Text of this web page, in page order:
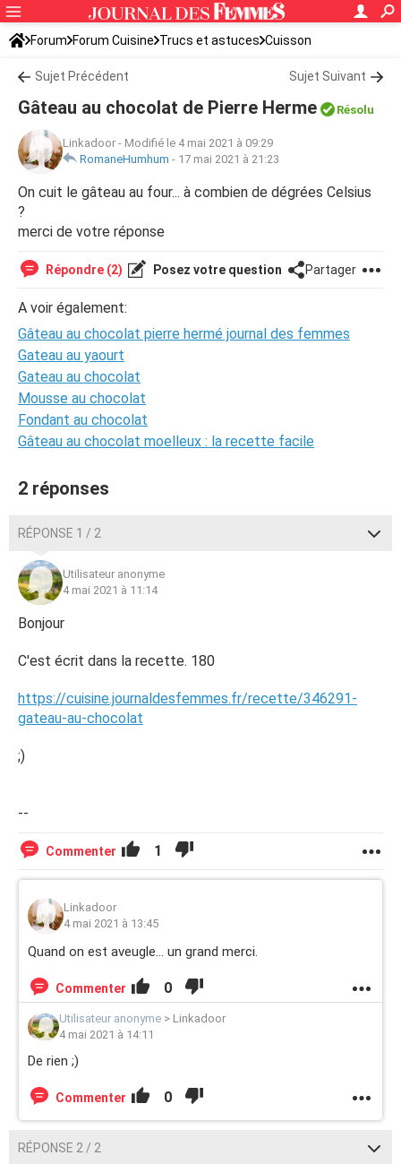
Forum Forum Cuisine Trucs et astuces Cuisson
Sujet Précédent Sujet Suivant
Gâteau au chocolat de Pierre Herme Résolu
Linkadoor - Modifié le 4 mai 2021 à 09:29
RomaneHumhum - 17 mai 2021 à 21:23
On cuit le gâteau au four... à combien de dégrées Celsius
?
merci de votre réponse
Répondre (2) Posez votre question Partager
A voir également:
Gâteau au chocolat pierre hermé journal des femmes
Gateau au yaourt
Gateau au chocolat
Mousse au chocolat
Fondant au chocolat
Gâteau au chocolat moelleux : la recette facile
2 réponses
RÉPONSE 1 / 2
Utilisateur anonyme
4 mai 2021 à 11:14
Bonjour
C'est écrit dans la recette. 180
https://cuisine.journaldesfemmes.fr/recette/346291-
gateau-au-chocolat
;)
--
Commenter 1
Linkadoor
4 mai 2021 à 13:45
Quand on est aveugle... un grand merci.
Commenter 0
Utilisateur anonyme > Linkadoor
4 mai 2021 à 14:11
De rien ;)
Commenter 0
RÉPONSE 2 / 2